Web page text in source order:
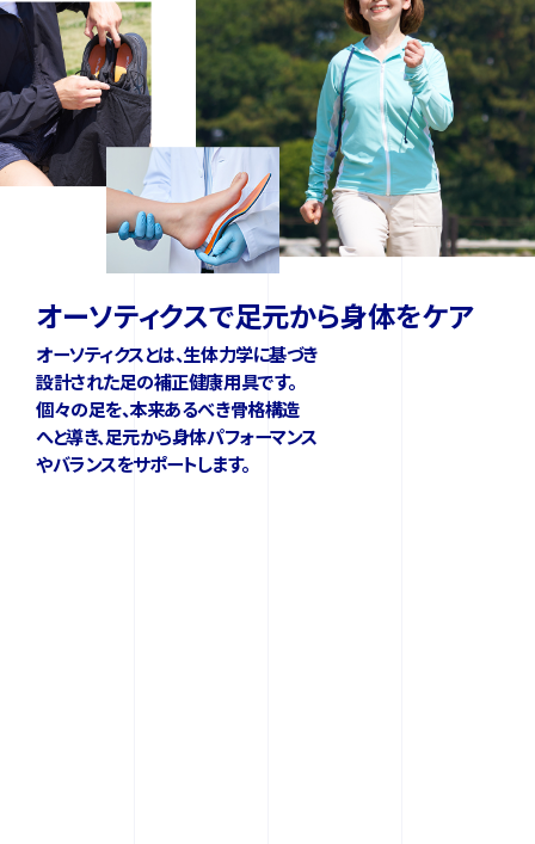
オーソティクスで足元から身体をケア
オーソティクスとは、生体力学に基づき
設計された足の補正健康用具です。
個々の足を、本来あるべき骨格構造
へと導き、足元から身体パフォーマンス
やバランスをサポートします。